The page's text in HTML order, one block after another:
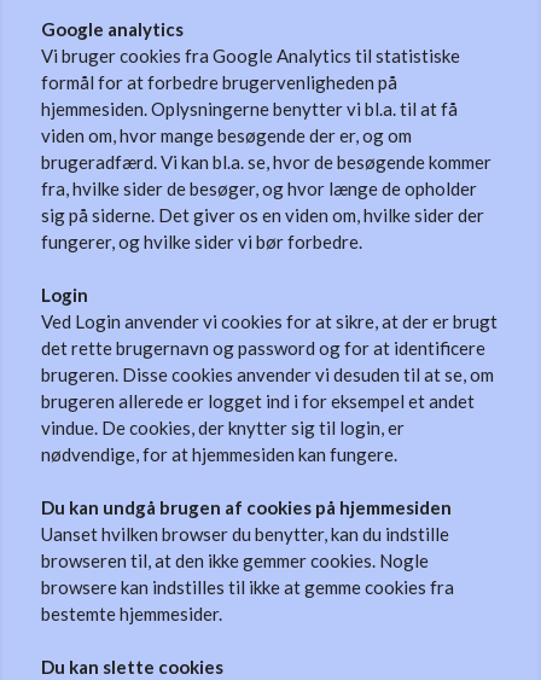
Google analytics
Vi bruger cookies fra Google Analytics til statistiske
formål for at forbedre brugervenligheden på
hjemmesiden. Oplysningerne benytter vi bl.a. til at få
viden om, hvor mange besøgende der er, og om
brugeradfærd. Vi kan bl.a. se, hvor de besøgende kommer
fra, hvilke sider de besøger, og hvor længe de opholder
sig på siderne. Det giver os en viden om, hvilke sider der
fungerer, og hvilke sider vi bør forbedre.
Login
Ved Login anvender vi cookies for at sikre, at der er brugt
det rette brugernavn og password og for at identificere
brugeren. Disse cookies anvender vi desuden til at se, om
brugeren allerede er logget ind i for eksempel et andet
vindue. De cookies, der knytter sig til login, er
nødvendige, for at hjemmesiden kan fungere.
Du kan undgå brugen af cookies på hjemmesiden
Uanset hvilken browser du benytter, kan du indstille
browseren til, at den ikke gemmer cookies. Nogle
browsere kan indstilles til ikke at gemme cookies fra
bestemte hjemmesider.
Du kan slette cookies